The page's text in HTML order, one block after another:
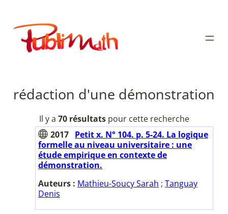
contenu
Publimath
rédaction d'une démonstration
Il y a 70 résultatspour cette recherche
2017 Petit x. N° 104. p. 5-24. La logique
formelle au niveau universitaire : une
étude empirique en contexte de
démonstration.
Auteurs : Mathieu-Soucy Sarah ; Tanguay
Denis